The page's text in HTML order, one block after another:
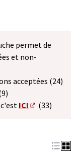
permet de
et non-
acceptées (24)
dans un nouvel
ICI
(33)